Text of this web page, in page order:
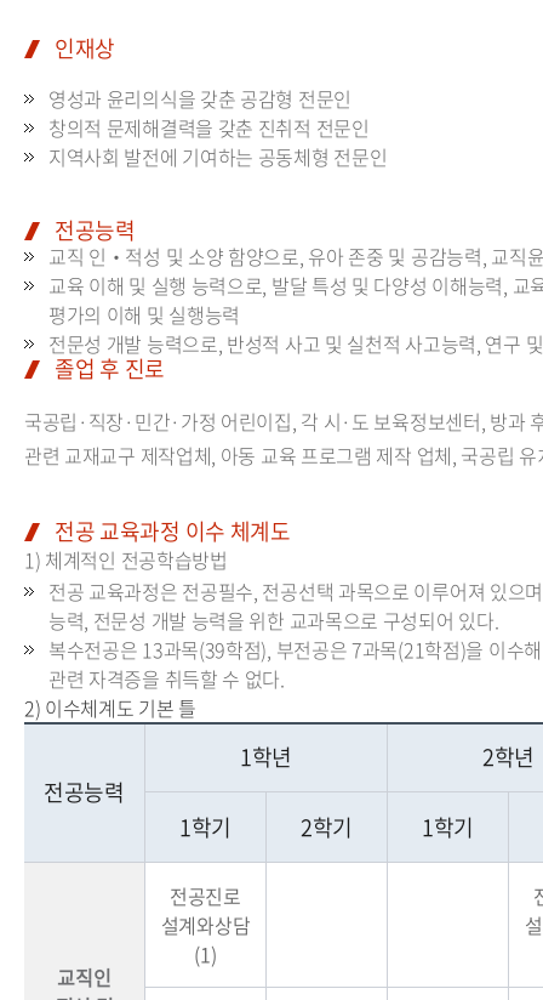
인재상
영성과 윤리의식을 갖춘 공감형 전문인
창의적 문제해결력을 갖춘 진취적 전문인
지역사회 발전에 기여하는 공동체형 전문인
전공능력
교직 인‧적성 및 소양 함양으로, 유아 존중 및 공감능력, 교직
교육 이해 및 실행 능력으로, 발달 특성 및 다양성 이해능력,
평가의 이해 및 실행능력
전문성 개발 능력으로, 반성적 사고 및 실천적 사고능력, 연구
졸업 후 진로
국공립·직장·민간·가정 어린이집, 각 시·도 보육정보센터, 방과
관련 교재교구 제작업체, 아동 교육 프로그램 제작 업체, 국공립
전공 교육과정 이수 체계도
1) 체계적인 전공학습방법
전공 교육과정은 전공필수, 전공선택 과목으로 이루어져 있
능력, 전문성 개발 능력을 위한 교과목으로 구성되어 있다.
복수전공은 13과목(39학점), 부전공은 7과목(21학점)을 이수
관련 자격증을 취득할 수 없다.
2) 이수체계도 기본 틀
전공능력
1학년 2학년
1학기 2학기 1학기
교직인
전공진로
설계와상담
(1)